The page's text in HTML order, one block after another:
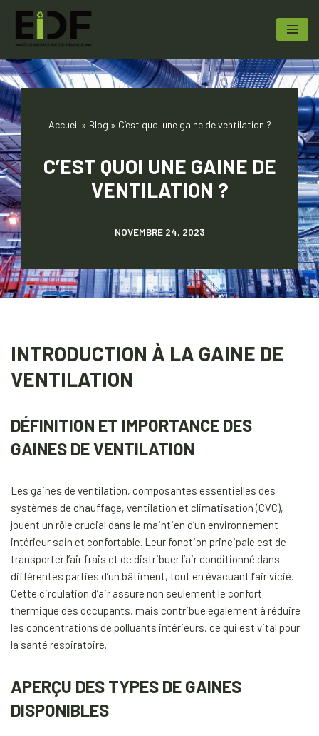
Aller
contenu
Accueil » Blog » C’est quoi une gaine de ventilation ?
C’EST QUOI UNE GAINE DE
VENTILATION ?
NOVEMBRE 24, 2023
INTRODUCTION À LA GAINE DE
VENTILATION
DÉFINITION ET IMPORTANCE DES
GAINES DE VENTILATION
Les gaines de ventilation, composantes essentielles des
systèmes de chauffage, ventilation et climatisation (CVC),
jouent un rôle crucial dans le maintien d’un environnement
intérieur sain et confortable. Leur fonction principale est de
transporter l’air frais et de distribuer l’air conditionné dans
différentes parties d’un bâtiment, tout en évacuant l’air vicié.
Cette circulation d’air assure non seulement le confort
thermique des occupants, mais contribue également à réduire
les concentrations de polluants intérieurs, ce qui est vital pour
la santé respiratoire.
APERÇU DES TYPES DE GAINES
DISPONIBLES